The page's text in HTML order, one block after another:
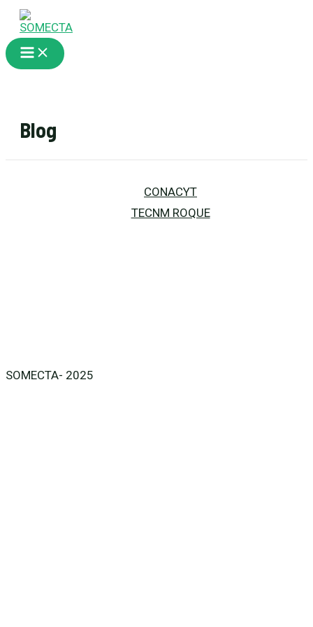
contenido
Main
Menu
Blog
CONACYT
TECNM ROQUE
SOMECTA- 2025